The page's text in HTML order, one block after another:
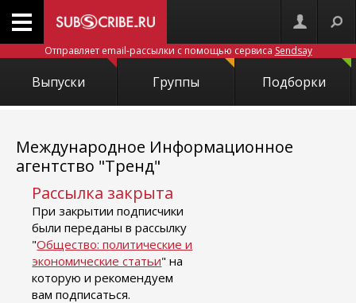
Отправляет email-рассылки с помощью сервиса Sendsay
Выпуски Группы Подборки
Международное Информационное
агентство "Тренд"
Рассылка закрыта
При закрытии подписчики
были переданы в рассылку
"Общество: политические и
экономические статьи" на
которую и рекомендуем
вам подписаться.